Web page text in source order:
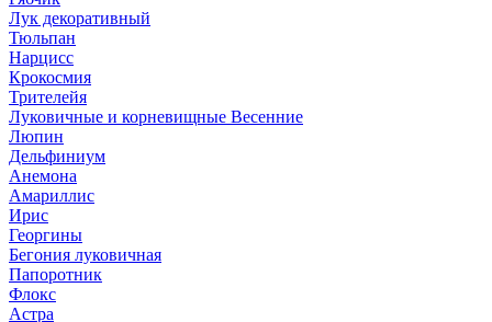
Лук декоративный
Тюльпан
Нарцисс
Крокосмия
Трителейя
Луковичные и корневищные Весенние
Люпин
Дельфиниум
Анемона
Амариллис
Ирис
Георгины
Бегония луковичная
Папоротник
Флокс
Астра